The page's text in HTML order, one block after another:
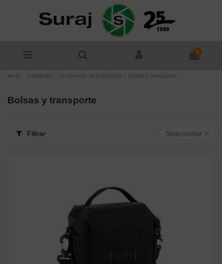
0
Inicio Fotografía Accesorios de Fotografía Bolsas y transporte
Bolsas y transporte
Filtrar Seleccionar